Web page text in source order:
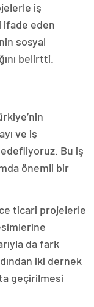
iş
ifade eden
sosyal
belirtti.
ve iş
Bu iş
önemli bir
ticari projelerle
da fark
iki dernek
geçirilmesi